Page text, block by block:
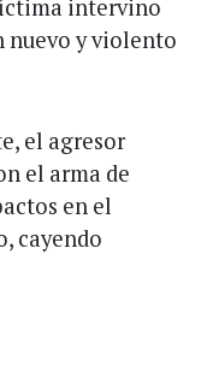
intervino
nuevo y violento
el agresor
el arma de
en el
cayendo